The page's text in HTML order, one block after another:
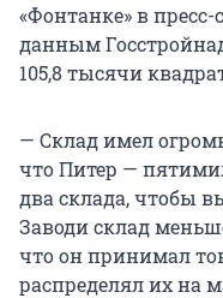
«Фонтанке» в
данным
105,8 тысячи
— Склад имел
что Питер —
два склада, чтобы
Заводи склад
что он принимал
распределял их на